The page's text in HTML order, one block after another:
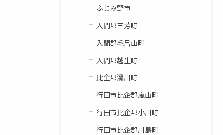
ふじみ野市
入間郡三芳町
入間郡毛呂山町
入間郡越生町
比企郡滑川町
行田市比企郡嵐山町
行田市比企郡小川町
行田市比企郡川島町